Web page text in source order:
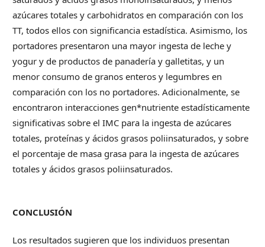
azúcares totales y carbohidratos en comparación con los
TT, todos ellos con significancia estadística. Asimismo, los
portadores presentaron una mayor ingesta de leche y
yogur y de productos de panadería y galletitas, y un
menor consumo de granos enteros y legumbres en
comparación con los no portadores. Adicionalmente, se
encontraron interacciones gen*nutriente estadísticamente
significativas sobre el IMC para la ingesta de azúcares
totales, proteínas y ácidos grasos poliinsaturados, y sobre
el porcentaje de masa grasa para la ingesta de azúcares
totales y ácidos grasos poliinsaturados.
CONCLUSIÓN
Los resultados sugieren que los individuos presentan